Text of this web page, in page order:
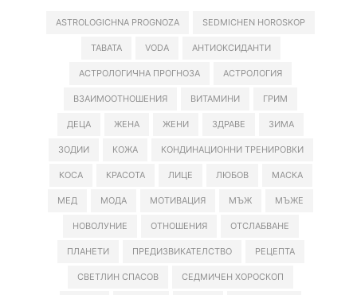
ASTROLOGICHNA PROGNOZA SEDMICHEN HOROSKOP
TABATA VODA АНТИОКСИДАНТИ
АСТРОЛОГИЧНА ПРОГНОЗА АСТРОЛОГИЯ
ВЗАИМООТНОШЕНИЯ ВИТАМИНИ ГРИМ
ДЕЦА ЖЕНА ЖЕНИ ЗДРАВЕ ЗИМА
ЗОДИИ КОЖА КОНДИНАЦИОННИ ТРЕНИРОВКИ
КОСА КРАСОТА ЛИЦЕ ЛЮБОВ МАСКА
МЕД МОДА МОТИВАЦИЯ МЪЖ МЪЖЕ
НОВОЛУНИЕ ОТНОШЕНИЯ ОТСЛАБВАНЕ
ПЛАНЕТИ ПРЕДИЗВИКАТЕЛСТВО РЕЦЕПТА
СВЕТЛИН СПАСОВ СЕДМИЧЕН ХОРОСКОП